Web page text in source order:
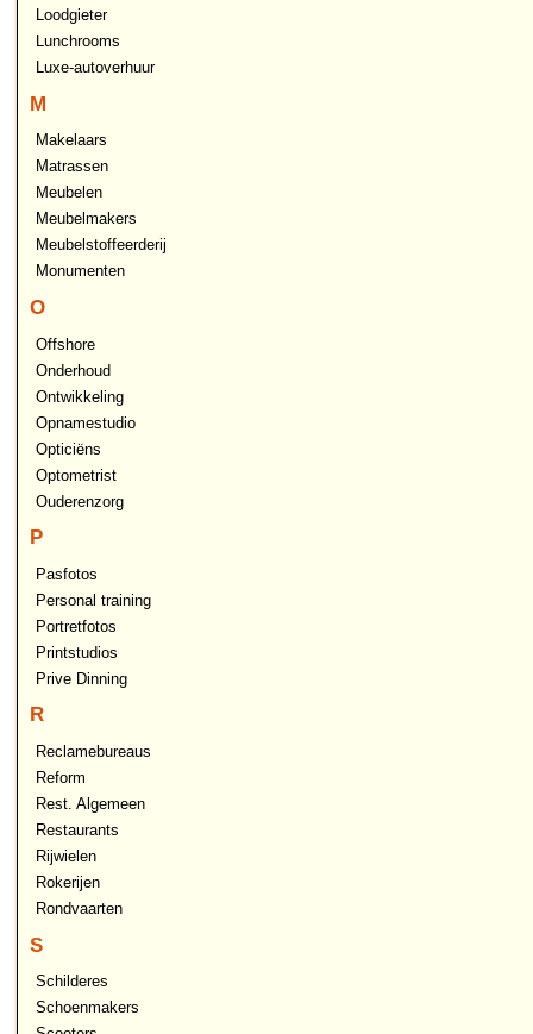
Loodgieter
Lunchrooms
Luxe-autoverhuur
M
Makelaars
Matrassen
Meubelen
Meubelmakers
Meubelstoffeerderij
Monumenten
O
Offshore
Onderhoud
Ontwikkeling
Opnamestudio
Opticiëns
Optometrist
Ouderenzorg
P
Pasfotos
Personal training
Portretfotos
Printstudios
Prive Dinning
R
Reclamebureaus
Reform
Rest. Algemeen
Restaurants
Rijwielen
Rokerijen
Rondvaarten
S
Schilderes
Schoenmakers